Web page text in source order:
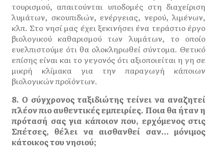
τουρισμού, απαιτούνται υποδομές στη διαχείριση
λυμάτων, σκουπιδιών, ενέργειας, νερού, λιμένων,
κλπ. Στο νησί μας έχει ξεκινήσει ένα τεράστιο έργο
βιολογικού καθαρισμού των λυμάτων, το οποίο
ευελπιστούμε ότι θα ολοκληρωθεί σύντομα. Θετικό
επίσης είναι και το γεγονός ότι αξιοποιείται η γη σε
μικρή κλίμακα για την παραγωγή κάποιων
βιολογικών προϊόντων.
8. Ο σύγχρονος ταξιδιώτης τείνει να αναζητεί
πλέον πιο αυθεντικές εμπειρίες. Ποια θα ήταν η
πρότασή σας για κάποιον που, ερχόμενος στις
Σπέτσες, θέλει να αισθανθεί σαν… μόνιμος
κάτοικος του νησιού;